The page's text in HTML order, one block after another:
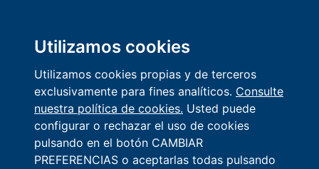
Utilizamos cookies
Utilizamos cookies propias y de terceros
exclusivamente para fines analíticos. Consulte
nuestra política de cookies. Usted puede
configurar o rechazar el uso de cookies
pulsando en el botón CAMBIAR
PREFERENCIAS o aceptarlas todas pulsando